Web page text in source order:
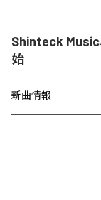
Shinteck Music
始
新曲情報